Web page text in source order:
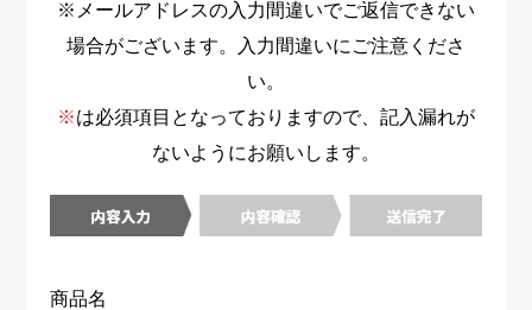
※メールアドレスの入力間違いでご返信できない
場合がございます。入力間違いにご注意くださ
い。
※は必須項目となっておりますので、記入漏れが
ないようにお願いします。
商品名